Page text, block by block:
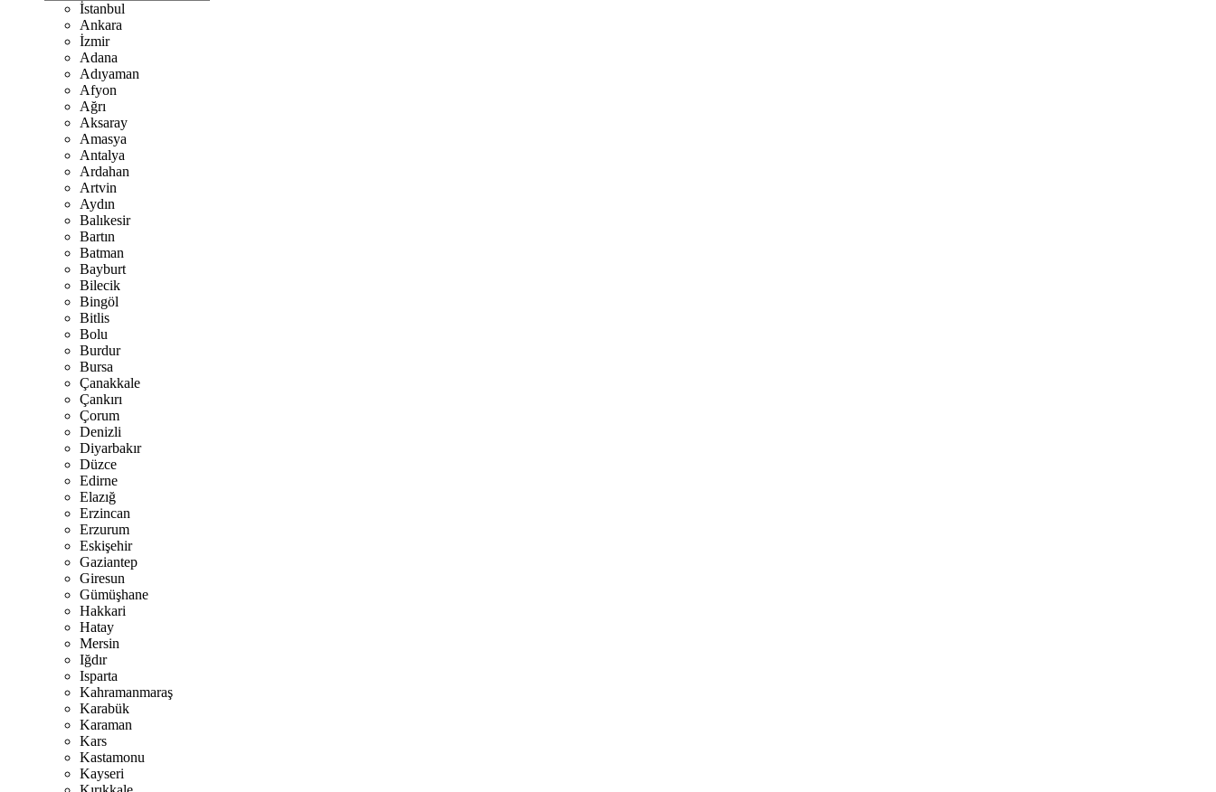
İstanbul
Ankara
İzmir
Adana
Adıyaman
Afyon
Ağrı
Aksaray
Amasya
Antalya
Ardahan
Artvin
Aydın
Balıkesir
Bartın
Batman
Bayburt
Bilecik
Bingöl
Bitlis
Bolu
Burdur
Bursa
Çanakkale
Çankırı
Çorum
Denizli
Diyarbakır
Düzce
Edirne
Elazığ
Erzincan
Erzurum
Eskişehir
Gaziantep
Giresun
Gümüşhane
Hakkari
Hatay
Mersin
Iğdır
Isparta
Kahramanmaraş
Karabük
Karaman
Kars
Kastamonu
Kayseri